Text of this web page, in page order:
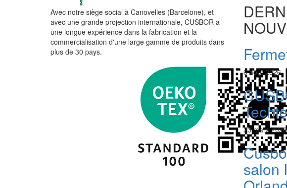
Avec notre siège social à Canovelles (Barcelone), et
avec une grande projection internationale, CUSBOR a
une longue expérience dans la fabrication et la
commercialisation d'une large gamme de produits dans
plus de 30 pays.
6 août 2026
23 mars 2026
salon